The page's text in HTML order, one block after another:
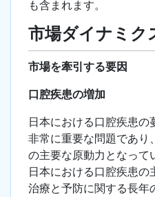
も含まれます。
市場ダイナミク
市場を牽引する要因
口腔疾患の増加
日本における口腔疾患の
非常に重要な問題であり
の主要な原動力となって
日本における口腔疾患
治療と予防に関する長年